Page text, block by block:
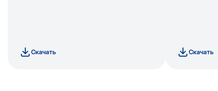
Скачать Скачать